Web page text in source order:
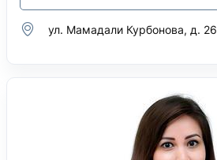
ул. Мамадали Курбонова, д. 26